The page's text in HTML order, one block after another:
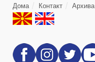
Дома Контакт Архива